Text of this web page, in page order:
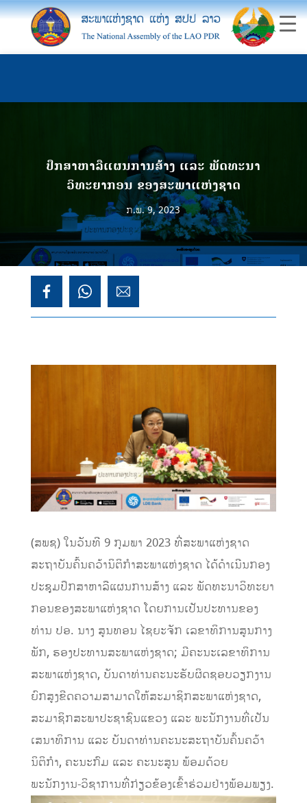
ປຶກສາຫາລືແຜນການສ້າງ ແລະ ພັດທະນາ
ວິທະຍາກອນ ຂອງສະພາແຫ່ງຊາດ
ກ.ພ. 9, 2023
(ສພຊ) ໃນວັນທີ 9 ກຸມພາ 2023 ທີ່ສະພາແຫ່ງຊາດ
ສະຖາບັນຄົ້ນຄວ້ານິຕິກຳສະພາແຫ່ງຊາດ ໄດ້ດຳເນີນກອງ
ປະຊຸມປຶກສາຫາລືແຜນການສ້າງ ແລະ ພັດທະນາວິທະຍາ
ກອນຂອງສະພາແຫ່ງຊາດ ໂດຍການເປັນປະທານຂອງ
ທ່ານ ປອ. ນາງ ສູນທອນ ໄຊຍະຈັກ ເລຂາທິການສູນກາງ
ພັກ, ຮອງປະທານສະພາແຫ່ງຊາດ; ມີຄະນະເລຂາທິການ
ສະພາແຫ່ງຊາດ, ບັນດາທ່ານຄະນະຮັບຜິດຊອບວຽກງານ
ຍົກສູງຂີດຄວາມສາມາດໃຫ້ສະມາຊິກສະພາແຫ່ງຊາດ,
ສະມາຊິກສະພາປະຊາຊົນແຂວງ ແລະ ພະນັກງານທີ່ເປັນ
ເສນາທິການ ແລະ ບັນດາທ່ານຄະນະສະຖາບັນຄົ້ນຄວ້າ
ນິຕິກຳ, ຄະນະກົມ ແລະ ຄະນະສູນ ພ້ອມດ້ວຍ
ພະນັກງານ-ວິຊາການທີ່ກ່ຽວຂ້ອງເຂົ້າຮ່ວມຢ່າງພ້ອມພຽງ.